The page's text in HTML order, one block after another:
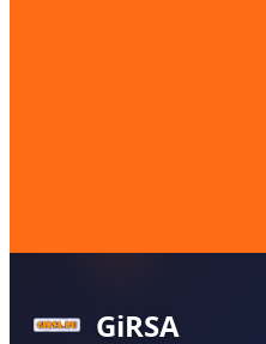
GiRSA